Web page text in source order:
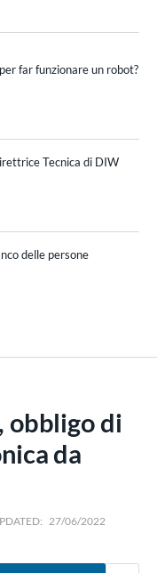
far funzionare un robot?
Tecnica di DIW
delle persone
obbligo di
da
27/06/2022